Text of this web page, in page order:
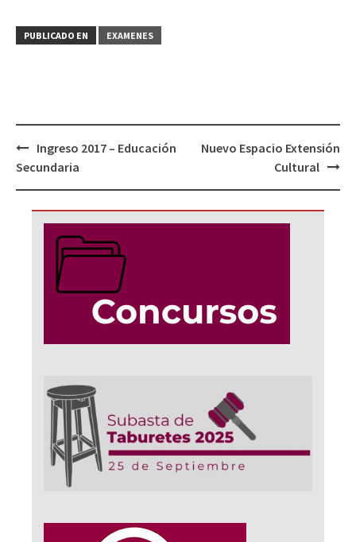
PUBLICADO EN EXAMENES
Navegación
de
Ingreso 2017 – Educación
Secundaria
Nuevo Espacio Extensión
Cultural